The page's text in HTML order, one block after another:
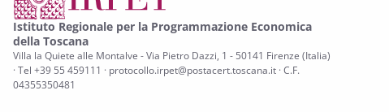
Istituto Regionale per la Programmazione Economica
della Toscana
Villa la Quiete alle Montalve - Via Pietro Dazzi, 1 - 50141 Firenze (Italia)
· Tel +39 55 459111 · protocollo.irpet@postacert.toscana.it · C.F.
04355350481